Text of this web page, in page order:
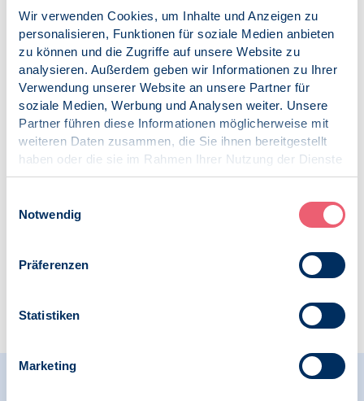
Wir verwenden Cookies, um Inhalte und Anzeigen zu
personalisieren, Funktionen für soziale Medien anbieten
zu können und die Zugriffe auf unsere Website zu
analysieren. Außerdem geben wir Informationen zu Ihrer
Verwendung unserer Website an unsere Partner für
soziale Medien, Werbung und Analysen weiter. Unsere
Partner führen diese Informationen möglicherweise mit
weiteren Daten zusammen, die Sie ihnen bereitgestellt
haben oder die sie im Rahmen Ihrer Nutzung der Dienste
gesammelt haben.
Notwendig
Präferenzen
Statistiken
Marketing
Kontakt:
presse@bdp-verband.de
Veröffentlicht am:
02.07.2026
Pressemitteilung
Psychologie in Krisen